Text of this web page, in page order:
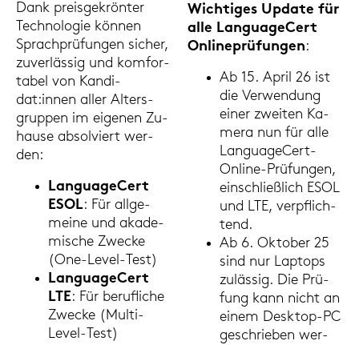
Dank preis­ge­krön­ter
Tech­no­lo­gie kön­nen
Sprach­prü­fun­gen si­cher,
zu­ver­läs­sig und kom­for­
ta­bel von Kan­di­
dat:innen aller Al­ters­
grup­pen im ei­ge­nen Zu­
hau­se ab­sol­viert wer­
den:
Lan­guageCert
ESOL: Für all­ge­
mei­ne und aka­de­
mi­sche Zwe­cke
(One-​Level-Test)
Lan­guageCert
LTE: Für be­ruf­li­che
Zwe­cke (Multi-​
Level-Test)
Wich­ti­ges Up­date für
alle Lan­guageCert
On­line­prü­fun­gen:
Ab 15. April 26 ist
die Ver­wen­dung
einer zwei­ten Ka­
me­ra nun für alle
LanguageCert-​
Online-Prüfungen,
ein­schließ­lich ESOL
und LTE, ver­pflich­
tend.
Ab 6. Ok­to­ber 25
sind nur Lap­tops
zu­läs­sig. Die Prü­
fung kann nicht an
einem Desktop-​PC
ge­schrie­ben wer­